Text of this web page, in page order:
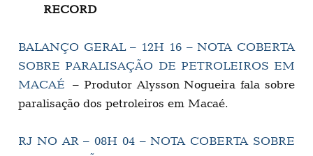
RECORD
BALANÇO GERAL – 12H 16 – NOTA COBERTA
SOBRE PARALISAÇÃO DE PETROLEIROS EM
MACAÉ – Produtor Alysson Nogueira fala sobre
paralisação dos petroleiros em Macaé.
RJ NO AR – 08H 04 – NOTA COBERTA SOBRE